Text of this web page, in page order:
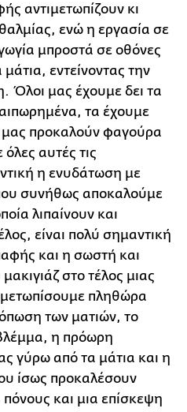
αντιμετωπίζουν κι
ενώ η εργασία σε
μπροστά σε οθόνες
εντείνοντας την
Όλοι μας έχουμε δει τα
τα έχουμε
μας προκαλούν φαγούρα
αυτές τις
η ενυδάτωση με
συνήθως αποκαλούμε
λιπαίνουν και
είναι πολύ σημαντική
και η σωστή και
στο τέλος μιας
πληθώρα
των ματιών, το
η πρόωρη
γύρω από τα μάτια και η
ίσως προκαλέσουν
και μια επίσκεψη